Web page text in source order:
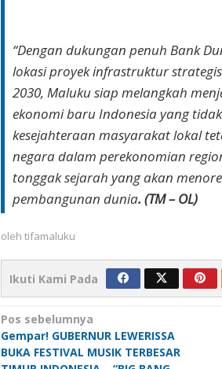
“Dengan dukungan penuh Bank
lokasi proyek infrastruktur strategis
2030, Maluku siap melangkah
ekonomi baru Indonesia yang
kesejahteraan masyarakat lokal
negara dalam perekonomian
tonggak sejarah yang akan
pembangunan dunia. (TM – OL)
oleh tifamaluku
Ikuti Kami Pada
Navigasi
pos
Pos sebelumnya
Gempar! GUBERNUR LEWERISSA
BUKA FESTIVAL MUSIK TERBESAR